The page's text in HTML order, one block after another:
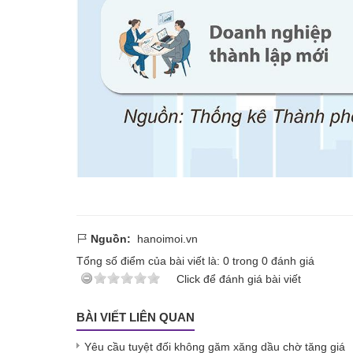
Nguồn:
hanoimoi.vn
Tổng số điểm của bài viết là: 0 trong 0 đánh giá
Click để đánh giá bài viết
BÀI VIẾT LIÊN QUAN
Yêu cầu tuyệt đối không găm xăng dầu chờ tăng giá